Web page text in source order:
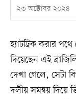
২৩ অক্টোবর ২০২৪
হ্যাটট্রিক করার
দিয়েছেন এই
দেখা গেলে, সেটা
দলীয় সমন্বয় দিয়ে